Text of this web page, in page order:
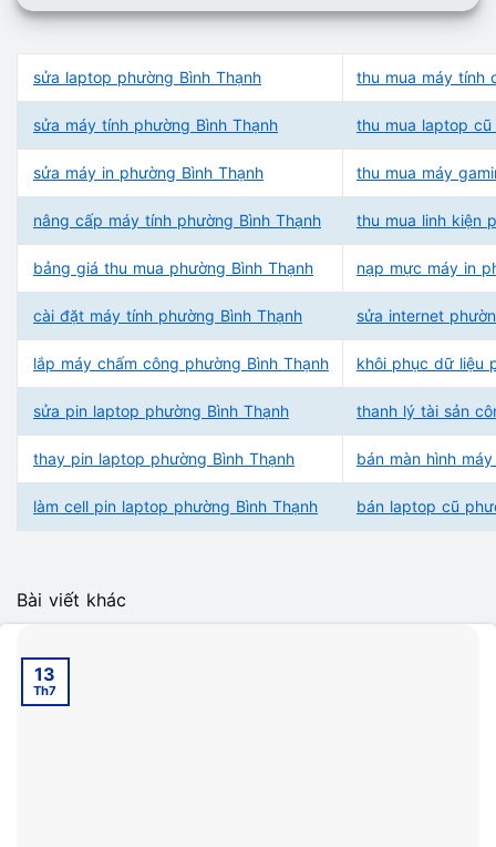
sửa laptop phường Bình Thạnh thu mua máy tính
sửa máy tính phường Bình Thạnh thu mua laptop cũ
sửa máy in phường Bình Thạnh thu mua máy
nâng cấp máy tính phường Bình Thạnh thu mua linh kiện
bảng giá thu mua phường Bình Thạnh nạp mực máy in
cài đặt máy tính phường Bình Thạnh sửa internet
lắp máy chấm công phường Bình Thạnh khôi phục dữ liệu
sửa pin laptop phường Bình Thạnh thanh lý tài sản
thay pin laptop phường Bình Thạnh bán màn hình
làm cell pin laptop phường Bình Thạnh bán laptop cũ
Bài viết khác
13
Th7